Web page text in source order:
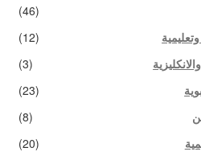
(46)
(12)
(3)
(23)
(8)
(20)